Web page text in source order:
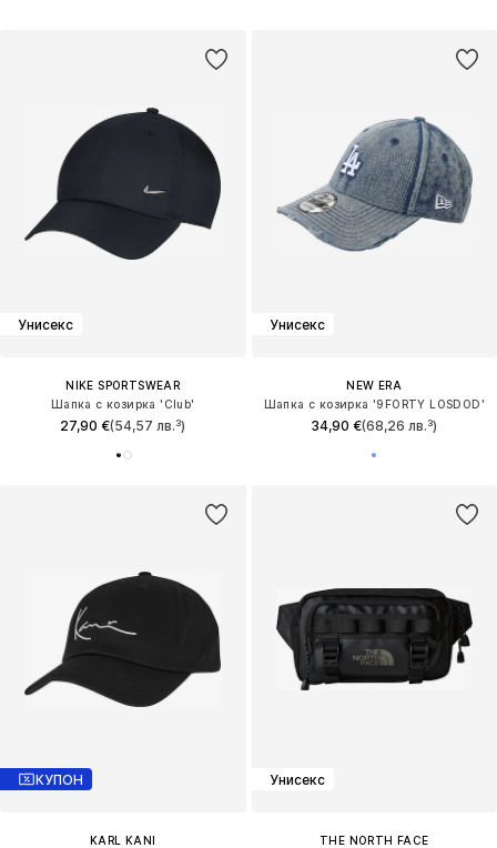
Унисекс
NIKE SPORTSWEAR
Шапка с козирка 'Club'
27,90 €(54,57 лв.³)
Унисекс
NEW ERA
Шапка с козирка '9FORTY LOSDOD'
34,90 €(68,26 лв.³)
КУПОН
KARL KANI
Унисекс
THE NORTH FACE